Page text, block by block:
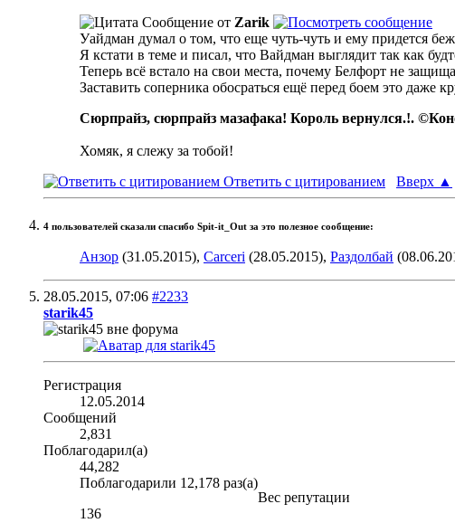
Сообщение от Zarik
Уайдман думал о том, что еще чуть-чуть и ему придется
Я кстати в теме и писал, что Вайдман выглядит так как
Теперь всё встало на свои места, почему Белфорт не
Заставить соперника обосраться ещё перед боем это даже
Сюрпрайз, сюрпрайз мазафака! Король вернулся.!.
Хомяк, я слежу за тобой!
Ответить с цитированием
Вверх ▲
4 пользователей сказали cпасибо Spit-it_Out за это полезное сообщение:
Анзор (31.05.2015), Carceri (28.05.2015), Раздолбай
28.05.2015, 07:06 #2233
starik45
Регистрация
12.05.2014
Сообщений
2,831
Поблагодарил(а)
44,282
Поблагодарили 12,178 раз(а)
Вес репутации
136